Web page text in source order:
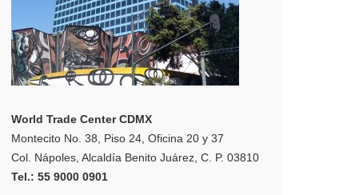
World Trade Center CDMX
Montecito No. 38, Piso 24, Oficina 20 y 37
Col. Nápoles, Alcaldía Benito Juárez, C. P. 03810
Tel.: 55 9000 0901